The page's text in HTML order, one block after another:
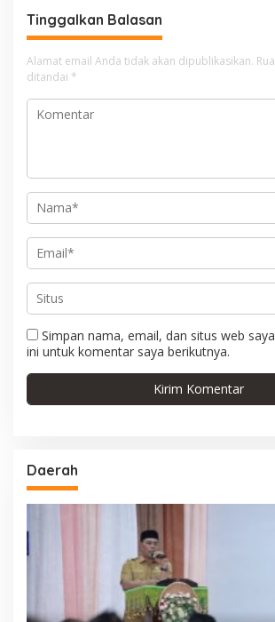
a
s
i
p
o
Tinggalkan Balasan
Alamat email Anda tidak akan dipublikasikan.
ditandai *
Simpan nama, email, dan situs web
ini untuk komentar saya berikutnya.
Daerah